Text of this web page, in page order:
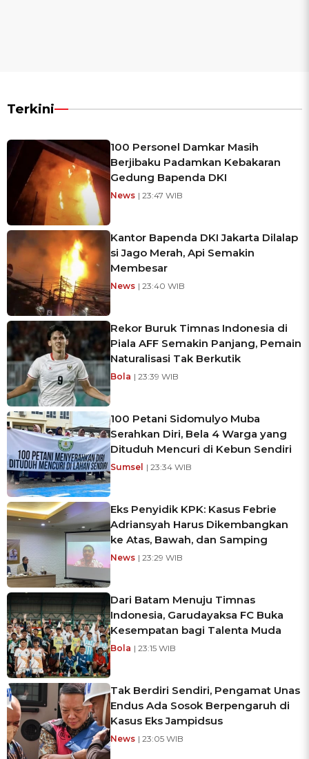
Terkini
100 Personel Damkar Masih
Berjibaku Padamkan Kebakaran
Gedung Bapenda DKI
News | 23:47 WIB
Kantor Bapenda DKI Jakarta Dilalap
si Jago Merah, Api Semakin
Membesar
News | 23:40 WIB
Rekor Buruk Timnas Indonesia di
Piala AFF Semakin Panjang, Pemain
Naturalisasi Tak Berkutik
Bola | 23:39 WIB
100 Petani Sidomulyo Muba
Serahkan Diri, Bela 4 Warga yang
Dituduh Mencuri di Kebun Sendiri
Sumsel | 23:34 WIB
Eks Penyidik KPK: Kasus Febrie
Adriansyah Harus Dikembangkan
ke Atas, Bawah, dan Samping
News | 23:29 WIB
Dari Batam Menuju Timnas
Indonesia, Garudayaksa FC Buka
Kesempatan bagi Talenta Muda
Bola | 23:15 WIB
Tak Berdiri Sendiri, Pengamat Unas
Endus Ada Sosok Berpengaruh di
Kasus Eks Jampidsus
News | 23:05 WIB